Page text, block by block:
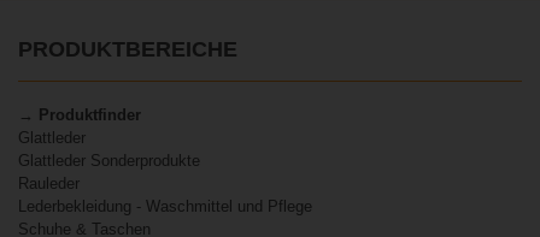
PRODUKTBEREICHE
→ Produktfinder
Glattleder
Glattleder Sonderprodukte
Rauleder
Lederbekleidung - Waschmittel und Pflege
Schuhe & Taschen